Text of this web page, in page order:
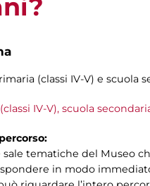
(classi IV-V) e scuola
IV-V), scuola
sale tematiche del Museo
in modo